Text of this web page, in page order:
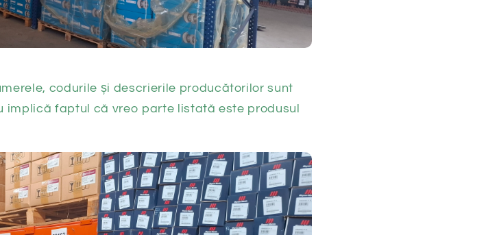
codurile și descrierile producătorilor sunt
implică faptul că vreo parte listată este produsul